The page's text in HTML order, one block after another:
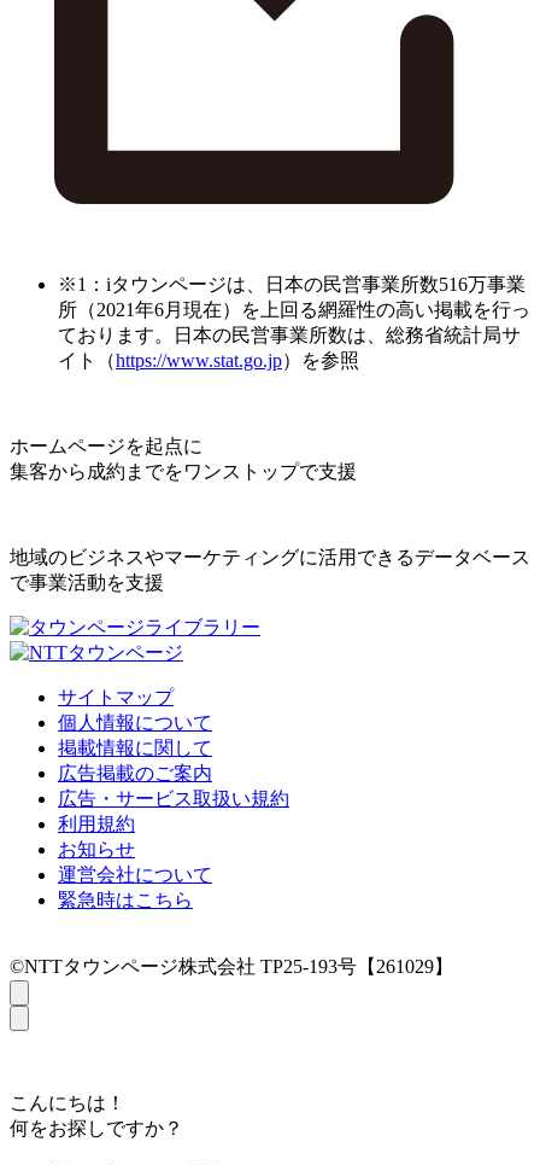
※1：iタウンページは、日本の民営事業所数516万事業
所（2021年6月現在）を上回る網羅性の高い掲載を行っ
ております。日本の民営事業所数は、総務省統計局サ
イト（https://www.stat.go.jp）を参照
ホームページを起点に
集客から成約までをワンストップで支援
地域のビジネスやマーケティングに活用できるデータベース
で事業活動を支援
サイトマップ
個人情報について
掲載情報に関して
広告掲載のご案内
広告・サービス取扱い規約
利用規約
お知らせ
運営会社について
緊急時はこちら
©NTTタウンページ株式会社 TP25-193号【261029】
こんにちは！
何をお探しですか？